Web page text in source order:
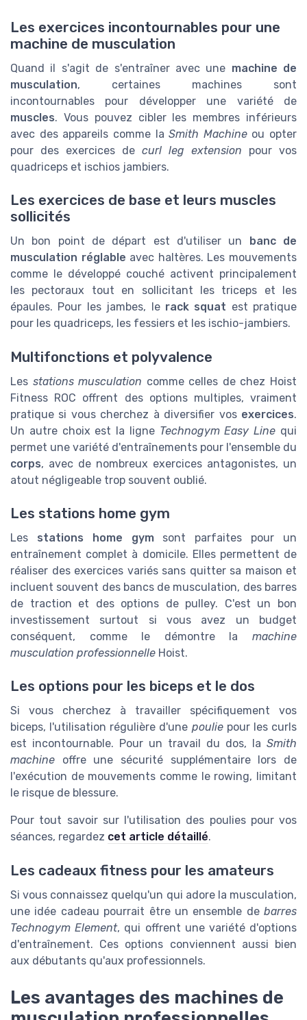
Les exercices incontournables pour une
machine de musculation
Quand il s'agit de s'entraîner avec une machine de
musculation, certaines machines sont
incontournables pour développer une variété de
muscles. Vous pouvez cibler les membres inférieurs
avec des appareils comme laSmith Machineou opter
pour des exercices de curl leg extension pour vos
quadriceps et ischios jambiers.
Les exercices de base et leurs muscles
sollicités
Un bon point de départ est d'utiliser un
banc de
musculation réglable avec haltères. Les mouvements
comme le développé couché activent principalement
les pectoraux tout en sollicitant les triceps et les
épaules. Pour les jambes, le rack squat est pratique
pour les quadriceps, les fessiers et les ischio-jambiers.
Multifonctions et polyvalence
Les stations musculation comme celles de chez Hoist
Fitness ROC offrent des options multiples, vraiment
pratique si vous cherchez à diversifier vos exercices.
Un autre choix est la ligne Technogym Easy Line qui
permet une variété d'entraînements pour l'ensemble du
corps, avec de nombreux exercices antagonistes, un
atout négligeable trop souvent oublié.
Les stations home gym
Les stations home gymsont parfaites pour un
entraînement complet à domicile. Elles permettent de
réaliser des exercices variés sans quitter sa maison et
incluent souvent des bancs de musculation, des barres
de traction et des options de pulley. C'est un bon
investissement surtout si vous avez un budget
conséquent, comme le démontre la machine
musculation professionnelle Hoist.
Les options pour les biceps et le dos
Si vous cherchez à travailler spécifiquement vos
biceps, l'utilisation régulière d'une pouliepour les curls
est incontournable. Pour un travail du dos, la Smith
machine offre une sécurité supplémentaire lors de
l'exécution de mouvements comme le rowing, limitant
le risque de blessure.
Pour tout savoir sur l'utilisation des poulies pour vos
séances, regardez cet article détaillé.
Les cadeaux fitness pour les amateurs
Si vous connaissez quelqu'un qui adore la musculation,
une idée cadeau pourrait être un ensemble de barres
Technogym Element, qui offrent une variété d'options
d'entraînement. Ces options conviennent aussi bien
aux débutants qu'aux professionnels.
Les avantages des machines de